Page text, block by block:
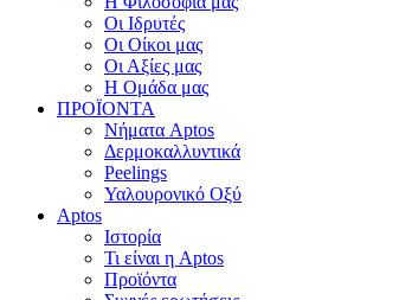
Οι Ιδρυτές
Οι Οίκοι μας
Οι Αξίες μας
Η Ομάδα μας
ΠΡΟΪΟΝΤΑ
Νήματα Aptos
Δερμοκαλλυντικά
Peelings
Υαλουρονικό Οξύ
Aptos
Ιστορία
Τι είναι η Aptos
Προϊόντα